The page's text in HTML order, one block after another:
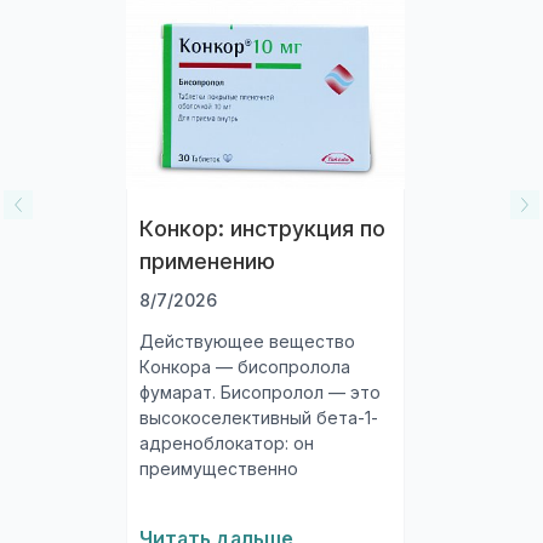
устройства. Необходимо навести на
штрихкод, который находится на одном из
торцов коробки, и отсканировать его.
После того, как сканер распознает штрихкод,
подождите несколько секунд, и вы увидете
информацию о коробке.
Конкор: инструкция по
применению
8/7/2026
Действующее вещество
Конкора — бисопролола
фумарат. Бисопролол — это
высокоселективный бета-1-
адреноблокатор: он
преимущественно